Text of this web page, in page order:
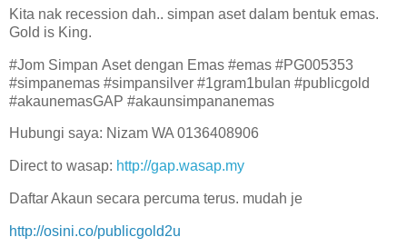
Kita nak recession dah.. simpan aset dalam bentuk emas.
Gold is King.
#Jom Simpan Aset dengan Emas #emas #PG005353
#simpanemas #simpansilver #1gram1bulan #publicgold
#akaunemasGAP #akaunsimpananemas
Hubungi saya: Nizam WA 0136408906
Direct to wasap: http://gap.wasap.my
Daftar Akaun secara percuma terus. mudah je
http://osini.co/publicgold2u